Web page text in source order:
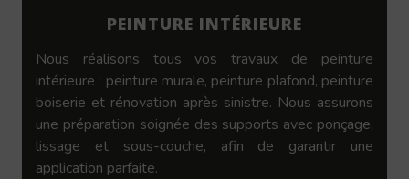
PEINTURE INTÉRIEURE
Nous réalisons tous vos travaux de peinture
intérieure : peinture murale, peinture plafond, peinture
boiserie et rénovation après sinistre. Nous assurons
une préparation soignée des supports avec ponçage,
lissage et sous-couche, afin de garantir une
application parfaite.